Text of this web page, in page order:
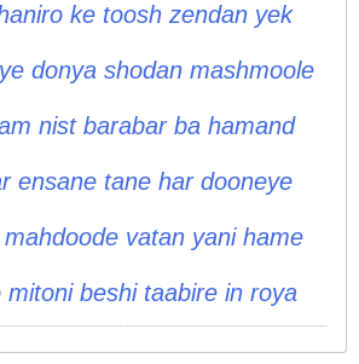
ke toosh zendan yek
donya shodan mashmoole
nist barabar ba hamand
ensane tane har dooneye
vatan yani hame
beshi taabire in roya